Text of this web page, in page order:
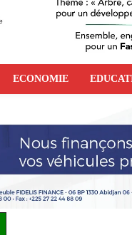
ECONOMIE